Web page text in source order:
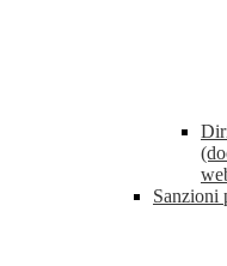
Sanzioni